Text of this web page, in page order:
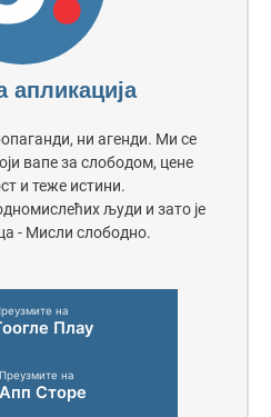
апликација
ни агенди. Ми се
вапе за слободом, цене
и теже истини.
људи и зато је
- Мисли слободно.
на
Плаy
Преузмите на
Апп Сторе